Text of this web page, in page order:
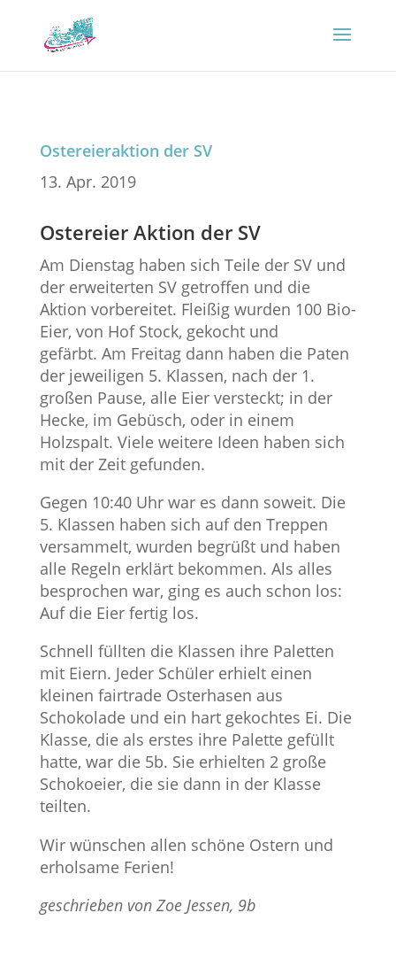
Ostereieraktion der SV
13. Apr. 2019
Ostereier Aktion der SV
Am Dienstag haben sich Teile der SV und
der erweiterten SV getroffen und die
Aktion vorbereitet. Fleißig wurden 100 Bio-
Eier, von Hof Stock, gekocht und
gefärbt. Am Freitag dann haben die Paten
der jeweiligen 5. Klassen, nach der 1.
großen Pause, alle Eier versteckt; in der
Hecke, im Gebüsch, oder in einem
Holzspalt. Viele weitere Ideen haben sich
mit der Zeit gefunden.
Gegen 10:40 Uhr war es dann soweit. Die
5. Klassen haben sich auf den Treppen
versammelt, wurden begrüßt und haben
alle Regeln erklärt bekommen. Als alles
besprochen war, ging es auch schon los:
Auf die Eier fertig los.
Schnell füllten die Klassen ihre Paletten
mit Eiern. Jeder Schüler erhielt einen
kleinen fairtrade Osterhasen aus
Schokolade und ein hart gekochtes Ei. Die
Klasse, die als erstes ihre Palette gefüllt
hatte, war die 5b. Sie erhielten 2 große
Schokoeier, die sie dann in der Klasse
teilten.
Wir wünschen allen schöne Ostern und
erholsame Ferien!
geschrieben von Zoe Jessen, 9b